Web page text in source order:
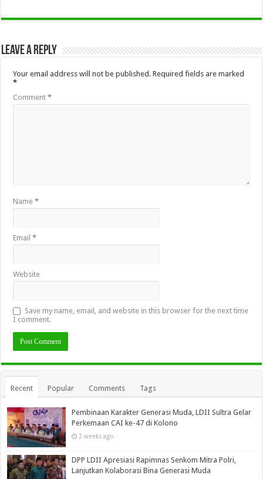
Leave a Reply
Your email address will not be published. Required fields are marked
*
Comment*
Name*
Email*
Website
Save my name, email, and website in this browser for the next time
I comment.
Recent Popular Comments Tags
Pembinaan Karakter Generasi Muda, LDII Sultra Gelar
Perkemaan CAI ke-47 di Kolono
2 weeks ago
DPP LDII Apresiasi Rapimnas Senkom Mitra Polri,
Lanjutkan Kolaborasi Bina Generasi Muda